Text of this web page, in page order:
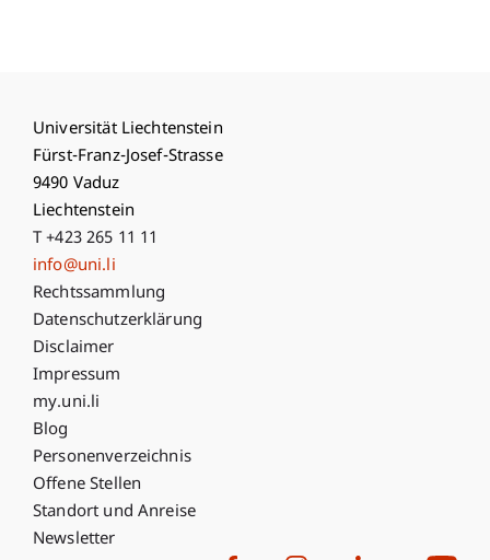
Universität Liechtenstein
Fürst-Franz-Josef-Strasse
9490 Vaduz
Liechtenstein
T +423 265 11 11
info@uni.li
Fußzeile Rechtliche Hinweise
Rechtssammlung
Datenschutzerklärung
Disclaimer
Impressum
Fußzeile Subdomain-Verzeichnis
my.uni.li
Blog
Personenverzeichnis
Offene Stellen
Standort und Anreise
Newsletter